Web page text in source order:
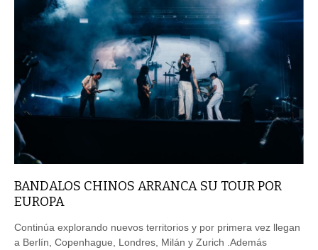
BANDALOS CHINOS ARRANCA SU TOUR POR
EUROPA
Continúa explorando nuevos territorios y por primera vez llegan
a Berlín, Copenhague, Londres, Milán y Zurich .Además